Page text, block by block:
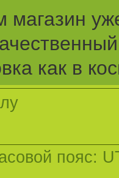
магазин
как в
что
пояс: